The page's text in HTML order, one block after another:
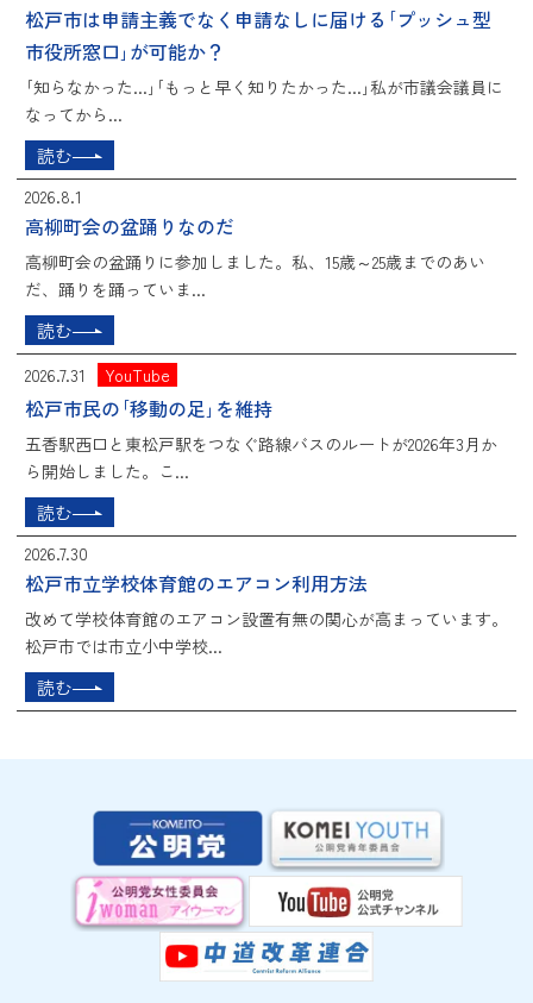
松戸市は申請主義でなく申請なしに届ける｢プッシュ型
市役所窓口｣が可能か？
｢知らなかった...｣｢もっと早く知りたかった...｣私が市議会議員に
なってから...
読む
2026.8.1
高柳町会の盆踊りなのだ
高柳町会の盆踊りに参加しました。私、15歳～25歳までのあい
だ、踊りを踊っていま...
読む
2026.7.31 YouTube
松戸市民の｢移動の足｣を維持
五香駅西口と東松戸駅をつなぐ路線バスのルートが2026年3月か
ら開始しました。こ...
読む
2026.7.30
松戸市立学校体育館のエアコン利用方法
改めて学校体育館のエアコン設置有無の関心が高まっています。
松戸市では市立小中学校...
読む